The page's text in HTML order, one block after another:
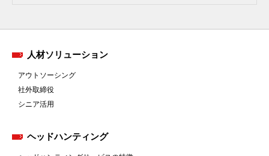
人材ソリューション
アウトソーシング
社外取締役
シニア活用
ヘッドハンティング